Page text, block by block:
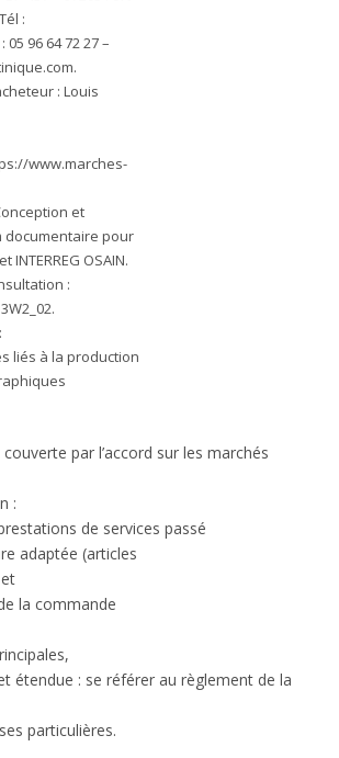
:
05 96 64 72 27 –
.
: Louis
www.marches-
et
documentaire pour
OSAIN.
:
liés à la production
couverte par l’accord sur les marchés
:
de services passé
adaptée (articles
la commande
étendue : se référer au règlement de la
particulières.